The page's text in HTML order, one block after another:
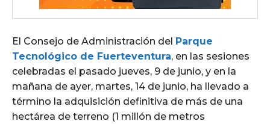
El Consejo de Administración del Parque
Tecnológico de Fuerteventura, en las sesiones
celebradas el pasado jueves, 9 de junio, y en la
mañana de ayer, martes, 14 de junio, ha llevado a
término la adquisición definitiva de más de una
hectárea de terreno (1 millón de metros